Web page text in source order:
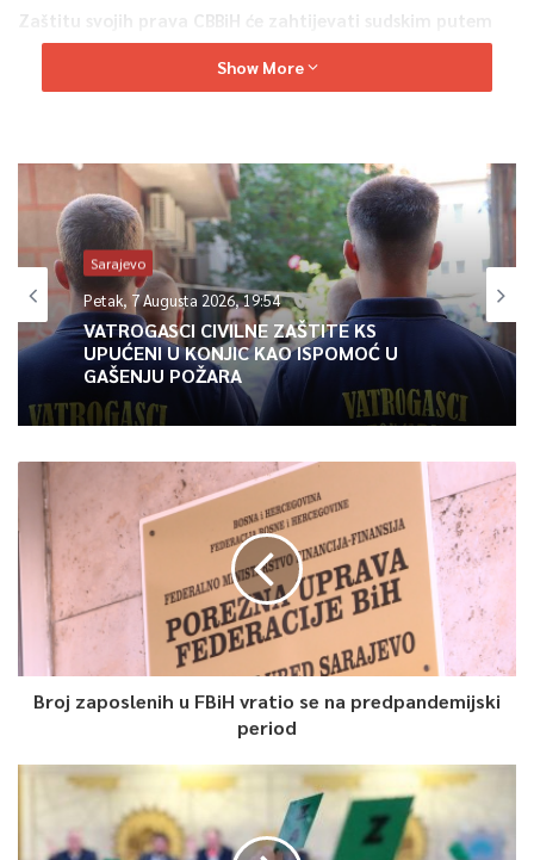
Zaštitu svojih prava CBBiH će zahtijevati sudskim putem
S obzirom da ovakav odnos prema CBBiH predstavlja još jednu
u nizu potvrdu neozbiljnosti i ignorantskog odnosa prema
zahtijevati isključivo sudskim putem uz insistiranje na
utvrđivanju pojedinačne odgovornosti svih aktera koji su na
bilo koji način učestvovali u kršenju zakonskih rokova i svjesno
izbjegavali primjenu važeće legislative u postupku rješavanja
zahtjeva CBBiH, poručuju na kraju saopćenja iz Centralne
banke BiH.
0
Article Rating
Show More
Sarajevo
Petak, 7 Augusta 2026, 19:54
VATROGASCI CIVILNE ZAŠTITE KS
UPUĆENI U KONJIC KAO ISPOMOĆ U
GAŠENJU POŽARA
Broj zaposlenih u FBiH vratio se na predpandemijski
period